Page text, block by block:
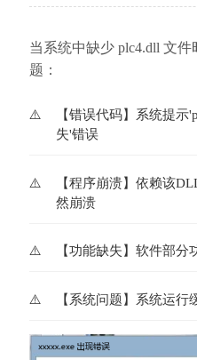
当系统中缺少 plc4.dll 文
题：
【错误代码】系统提
失'错误
【程序崩溃】依赖该
然崩溃
【功能缺失】软件部分
【系统问题】系统运行